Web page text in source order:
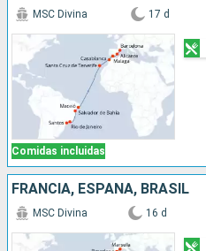
Comidas incluidas
MSC Divina 17 d
FRANCIA, ESPAÑA, BRASIL
MSC Divina 16 d